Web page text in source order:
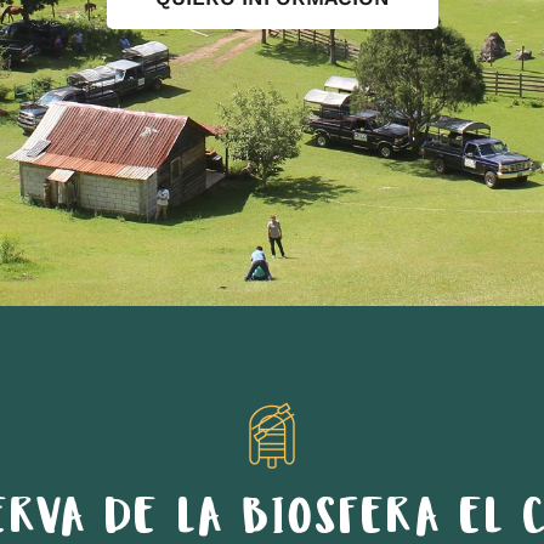
DE LA BIOSFERA EL